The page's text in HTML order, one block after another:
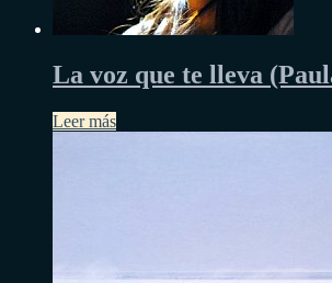
La voz que te lleva
Leer más